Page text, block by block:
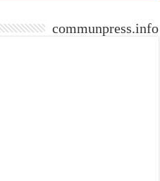
communpress.info